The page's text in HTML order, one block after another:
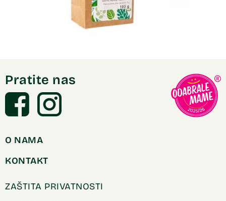
Pratite nas
O NAMA
KONTAKT
ZAŠTITA PRIVATNOSTI